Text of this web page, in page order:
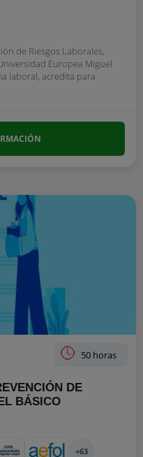
de Riesgos Laborales,
Europea Miguel
laboral, acredita para
50 horas
DE
BÁSICO
+63